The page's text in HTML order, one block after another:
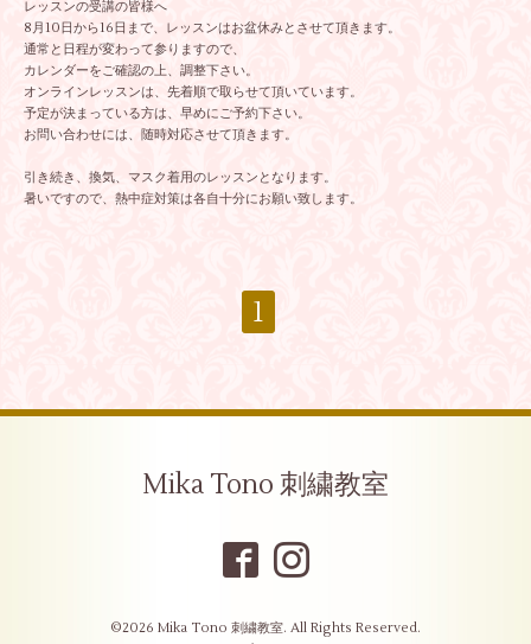
レッスンの受講の皆様へ
8月10日から16日まで、レッスンはお盆休みとさせて頂きます。
通常と日程が変わって参りますので、
カレンダーをご確認の上、調整下さい。
オンラインレッスンは、先着順で取らせて頂いています。
予定が決まっている方は、早めにご予約下さい。
お問い合わせには、随時対応させて頂きます。
引き続き、換気、マスク着用のレッスンとなります。
暑いですので、熱中症対策は各自十分にお願い致します。
1
Mika Tono 刺繍教室
©2026 Mika Tono 刺繍教室. All Rights Reserved.